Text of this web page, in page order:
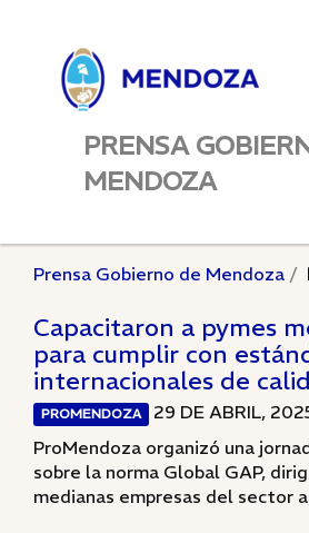
PRENSA
MENDOZA
Prensa Gobierno de Mendoza
Capacitaron a pymes
para cumplir con
internacionales de
PROMENDOZA
29 DE ABRIL,
ProMendoza organizó una
sobre la norma Global GAP,
medianas empresas del sector